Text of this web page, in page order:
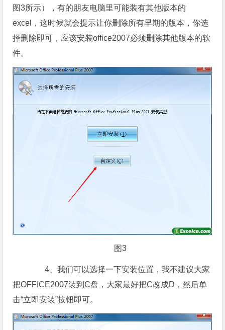
图3所示），有的朋友电脑里可能装有其他版本的
excel，这时候就会提示让你删除所有早期的版本，你选
择删除即可，应该安装office2007必须删除其他版本的软
件。
图3
4、我们可以选择一下安装位置，我不建议大家
把OFFICE2007装到C盘，大家最好把C改成D，然后单
击“立即安装”按钮即可。